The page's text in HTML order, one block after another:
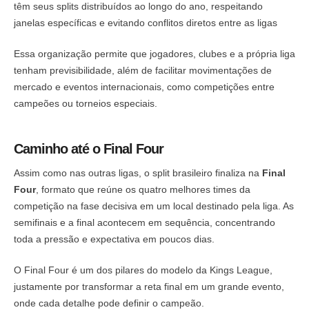
têm seus splits distribuídos ao longo do ano, respeitando
janelas específicas e evitando conflitos diretos entre as ligas
Essa organização permite que jogadores, clubes e a própria liga
tenham previsibilidade, além de facilitar movimentações de
mercado e eventos internacionais, como competições entre
campeões ou torneios especiais.
Caminho até o Final Four
Assim como nas outras ligas, o split brasileiro finaliza na Final
Four, formato que reúne os quatro melhores times da
competição na fase decisiva em um local destinado pela liga. As
semifinais e a final acontecem em sequência, concentrando
toda a pressão e expectativa em poucos dias.
O Final Four é um dos pilares do modelo da Kings League,
justamente por transformar a reta final em um grande evento,
onde cada detalhe pode definir o campeão.